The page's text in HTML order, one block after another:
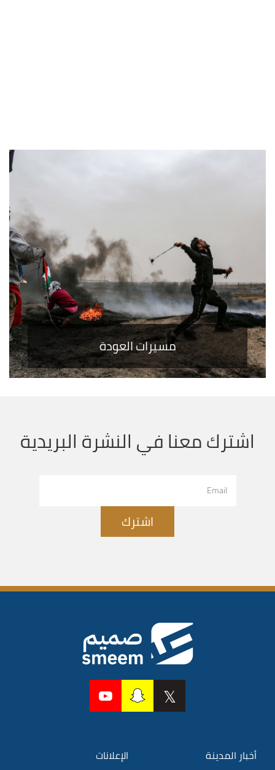
مسيرات العودة
اشترك معنا في النشرة البريدية
اشترك
أخبار المدينة الإعلانات